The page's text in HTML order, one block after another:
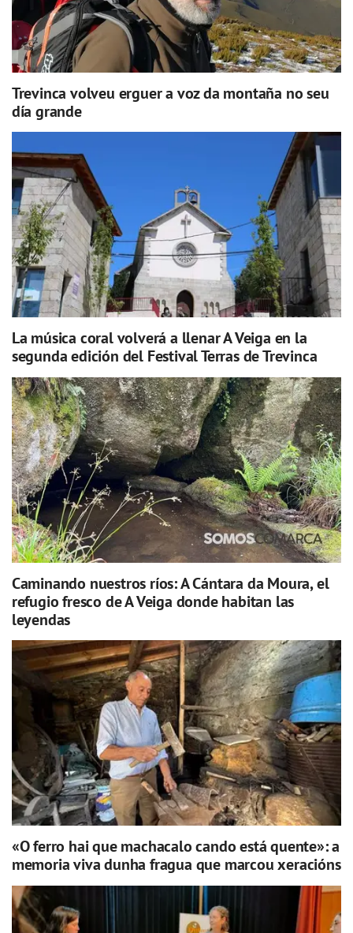
Trevinca volveu erguer a voz da montaña no seu
día grande
La música coral volverá a llenar A Veiga en la
segunda edición del Festival Terras de Trevinca
Caminando nuestros ríos: A Cántara da Moura, el
refugio fresco de A Veiga donde habitan las
leyendas
«O ferro hai que machacalo cando está quente»: a
memoria viva dunha fragua que marcou xeracións